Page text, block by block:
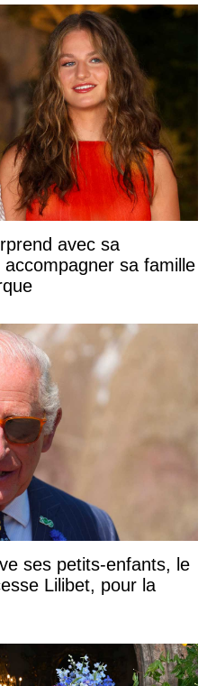
avec sa
sa famille
ses petits-enfants, le
Lilibet, pour la